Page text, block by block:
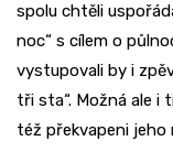
spolu chtěli
noc“ s cílem o
vystupovali by i
tři sta“. Možná ale i
též překvapeni jeho